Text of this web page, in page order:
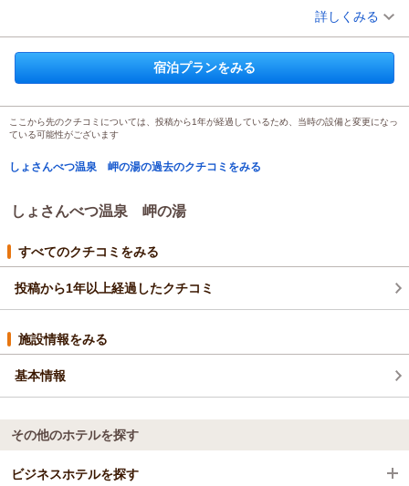
（投稿日：2025/09/01）
宿泊時期： 2025年07月宿泊 (一人旅)
投稿者： ガンジーさん(男性/50代)
【夕食付プラン】朝食不要の方に！日本海の絶景と温泉露天風
呂をリーズナブルに満喫
宿泊価格帯： 9,001～10,000円(大人一人あたり/税込)
詳しくみる
宿泊プランをみる
ここから先のクチコミについては、投稿から1年が経過しているため、当時の設備と変更になっ
ている可能性がございます
しょさんべつ温泉 岬の湯の過去のクチコミをみる
しょさんべつ温泉 岬の湯
すべてのクチコミをみる
投稿から1年以上経過したクチコミ
施設情報をみる
基本情報
その他のホテルを探す
ビジネスホテルを探す